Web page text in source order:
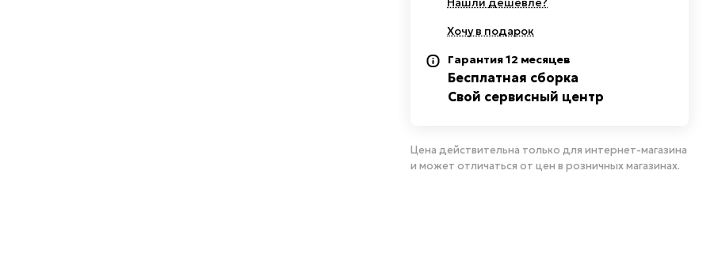
Хочу в подарок
Гарантия 12 месяцев
Бесплатная сборка
Свой сервисный центр
Цена действительна только для интернет-магазина
и может отличаться от цен в розничных магазинах.